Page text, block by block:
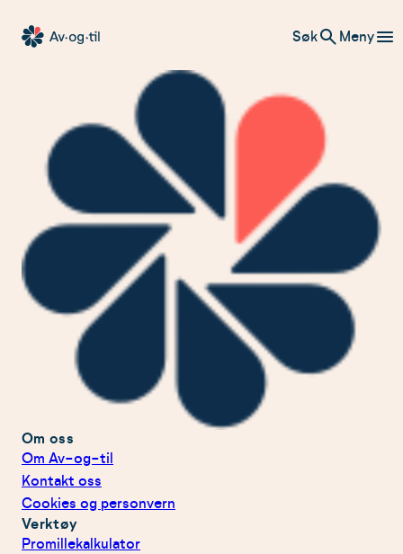
Av-
Søk Meny
Om oss
Om Av-og-til
Kontakt oss
Cookies og personvern
Verktøy
Promillekalkulator